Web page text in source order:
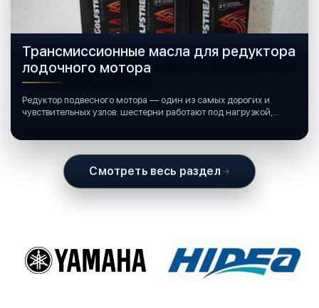
Трансмиссионные масла для редуктора
лодочного мотора
Редуктор подвесного мотора — один из самых дорогих и
чувствительных узлов: шестерни работают под нагрузкой,
Смотреть весь раздел